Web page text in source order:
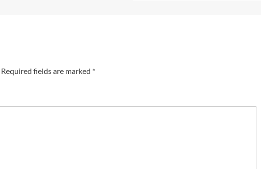
Required fields are marked *